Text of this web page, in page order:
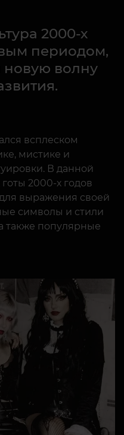
2000-х
периодом,
новую волну
всплеском
мистике и
В данной
2000-х годов
выражения своей
символы и стили
также популярные